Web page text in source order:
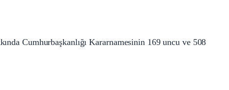
Cumhurbaşkanlığı Kararnamesinin 169 uncu ve 508